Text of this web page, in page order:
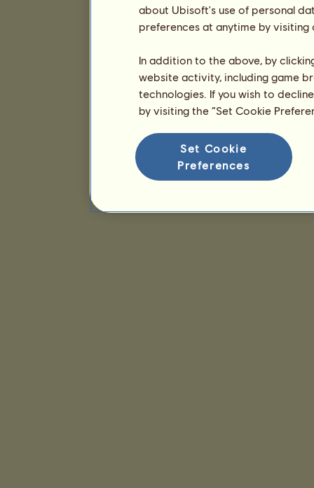
about Ubisoft's use of personal
preferences at anytime by
In addition to the above, by
website activity, including game
technologies. If you wish to
by visiting the “Set Cookie
Set Cookie
Preferences